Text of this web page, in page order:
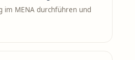
im MENA durchführen und